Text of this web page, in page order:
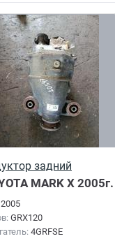
задний
MARK X 2005г.
2005
GRX120
4GRFSE